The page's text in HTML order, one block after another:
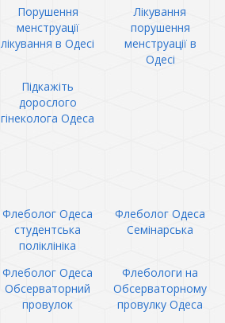
Порушення
менструації
лікування в Одесі
Лікування
порушення
менструації в
Одесі
Підкажіть
дорослого
гінеколога Одеса
Флеболог Одеса
студентська
поліклініка
Флеболог Одеса
Семінарська
Флеболог Одеса
Обсерваторний
провулок
Флебологи на
Обсерваторному
провулку Одеса